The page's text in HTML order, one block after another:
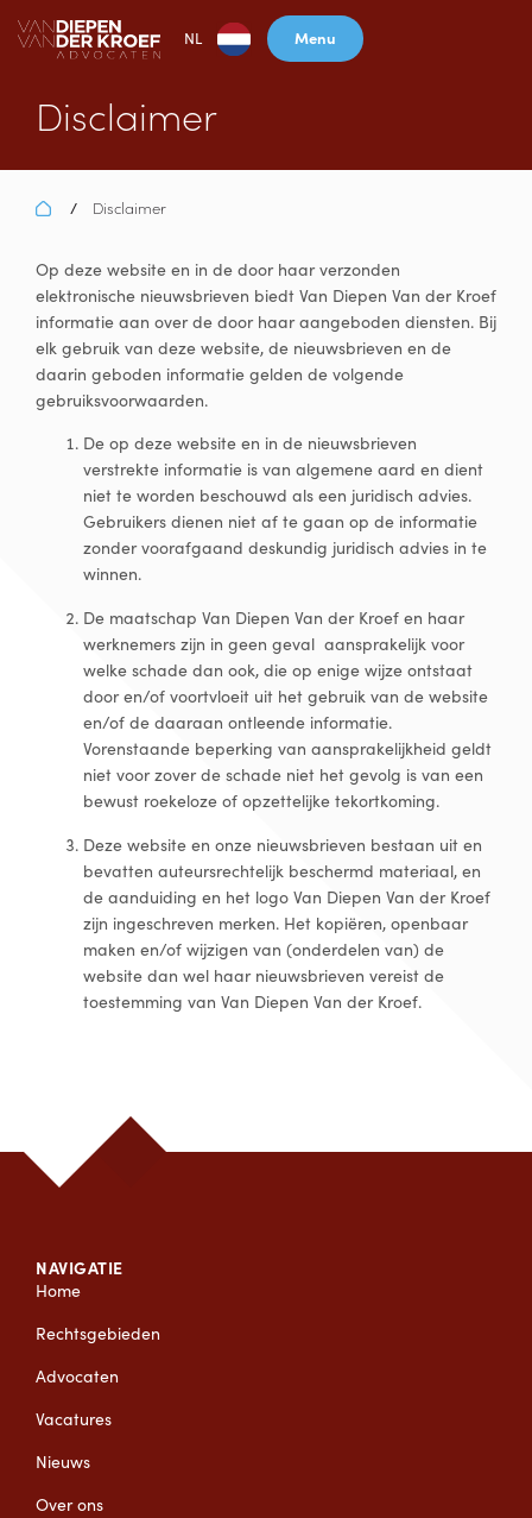
NL Menu
Disclaimer
/ Disclaimer
Op deze website en in de door haar verzonden
elektronische nieuwsbrieven biedt Van Diepen Van der Kroef
informatie aan over de door haar aangeboden diensten. Bij
elk gebruik van deze website, de nieuwsbrieven en de
daarin geboden informatie gelden de volgende
gebruiksvoorwaarden.
De op deze website en in de nieuwsbrieven
verstrekte informatie is van algemene aard en dient
niet te worden beschouwd als een juridisch advies.
Gebruikers dienen niet af te gaan op de informatie
zonder voorafgaand deskundig juridisch advies in te
winnen.
De maatschap Van Diepen Van der Kroef en haar
werknemers zijn in geen geval aansprakelijk voor
welke schade dan ook, die op enige wijze ontstaat
door en/of voortvloeit uit het gebruik van de website
en/of de daaraan ontleende informatie.
Vorenstaande beperking van aansprakelijkheid geldt
niet voor zover de schade niet het gevolg is van een
bewust roekeloze of opzettelijke tekortkoming.
Deze website en onze nieuwsbrieven bestaan uit en
bevatten auteursrechtelijk beschermd materiaal, en
de aanduiding en het logo Van Diepen Van der Kroef
zijn ingeschreven merken. Het kopiëren, openbaar
maken en/of wijzigen van (onderdelen van) de
website dan wel haar nieuwsbrieven vereist de
toestemming van Van Diepen Van der Kroef.
NAVIGATIE
Home
Rechtsgebieden
Advocaten
Vacatures
Nieuws
Over ons